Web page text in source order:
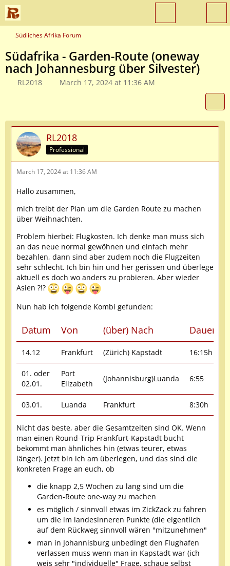
Südliches Afrika Forum
Südafrika - Garden-Route (oneway
nach Johannesburg über Silvester)
RL2018 March 17, 2024 at 11:36 AM
RL2018
Professional
March 17, 2024 at 11:36 AM
Hallo zusammen,
mich treibt der Plan um die Garden Route zu machen
über Weihnachten.
Problem hierbei: Flugkosten. Ich denke man muss sich
an das neue normal gewöhnen und einfach mehr
bezahlen, dann sind aber zudem noch die Flugzeiten
sehr schlecht. Ich bin hin und her gerissen und überlege
aktuell es doch wo anders zu probieren. Aber wieder
Asien ?!?
Nun hab ich folgende Kombi gefunden:
Datum Von (über) Nach Dauer
14.12 Frankfurt (Zürich) Kapstadt 16:15h
01. oder
02.01.
Port
Elizabeth
(Johannisburg)Luanda 6:55
03.01. Luanda Frankfurt 8:30h
Nicht das beste, aber die Gesamtzeiten sind OK. Wenn
man einen Round-Trip Frankfurt-Kapstadt bucht
bekommt man ähnliches hin (etwas teurer, etwas
länger). Jetzt bin ich am überlegen, und das sind die
konkreten Frage an euch, ob
die knapp 2,5 Wochen zu lang sind um die
Garden-Route one-way zu machen
es möglich / sinnvoll etwas im ZickZack zu fahren
um die im landesinneren Punkte (die eigentlich
auf dem Rückweg sinnvoll wären "mitzunehmen"
man in Johannisburg unbedingt den Flughafen
verlassen muss wenn man in Kapstadt war (ich
weis sehr "individuelle" Frage, schaue selbst